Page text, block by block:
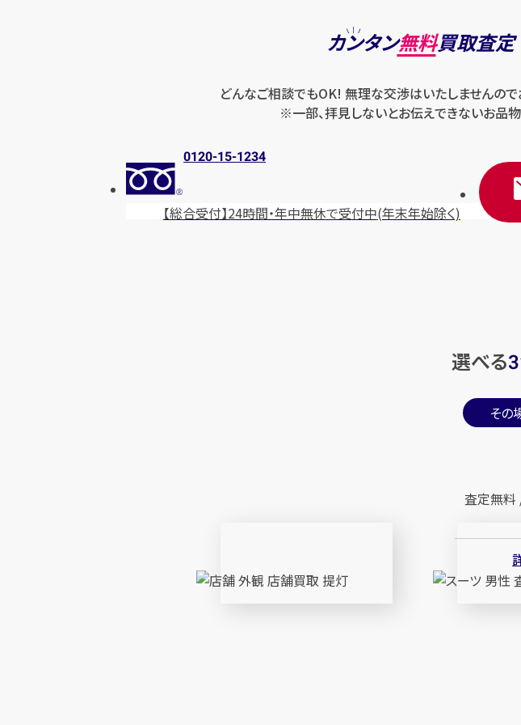
カンタン無料買取査定
どんなご相談でもOK! 無理な交渉はいたしませんので
※一部、拝見しないとお伝えできないお品物
0120-15-1234
【総合受付】24時間・年中無休で受付中(年末年始除く)
選べる3
その
査定無料